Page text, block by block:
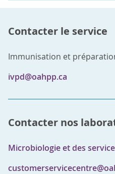
Contacter le service
Immunisation et
ivpd@oahpp.ca
Contacter nos
Microbiologie et des